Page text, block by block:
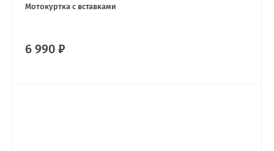
Мотокуртка с вставками
6 990 ₽